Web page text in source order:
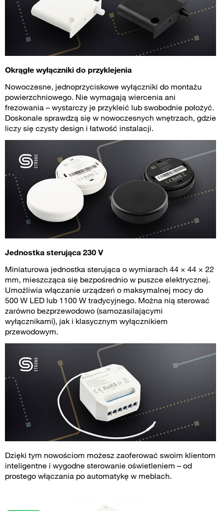
Okrągłe wyłączniki do przyklejenia
Nowoczesne, jednoprzyciskowe wyłączniki do montażu
powierzchniowego. Nie wymagają wiercenia ani
frezowania – wystarczy je przykleić lub swobodnie położyć.
Doskonale sprawdzą się w nowoczesnych wnętrzach, gdzie
liczy się czysty design i łatwość instalacji.
Jednostka sterująca 230 V
Miniaturowa jednostka sterująca o wymiarach 44 × 44 × 22
mm, mieszcząca się bezpośrednio w puszce elektrycznej.
Umożliwia włączanie urządzeń o maksymalnej mocy do
500 W LED lub 1100 W tradycyjnego. Można nią sterować
zarówno bezprzewodowo (samozasilającymi
wyłącznikami), jak i klasycznym wyłącznikiem
przewodowym.
Dzięki tym nowościom możesz zaoferować swoim klientom
inteligentne i wygodne sterowanie oświetleniem – od
prostego włączania po automatykę w meblach.